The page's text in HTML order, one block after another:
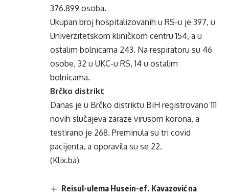
376.899 osoba.
Ukupan broj hospitalizovanih u RS-u je 397, u
Univerzitetskom kliničkom centru 154, a u
ostalim bolnicama 243. Na respiratoru su 46
osobe, 32 u UKC-u RS, 14 u ostalim
bolnicama.
Brčko distrikt
Danas je u Brčko distriktu BiH registrovano 111
novih slučajeva zaraze virusom korona, a
testirano je 268. Preminula su tri covid
pacijenta, a oporavila su se 22.
(Klix.ba)
Reisul-ulema Husein-ef. Kavazović na